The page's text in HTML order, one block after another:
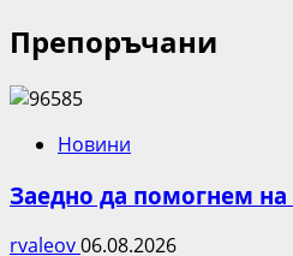
Препоръчани
Новини
Заедно да помогнем
rvaleov06.08.2026